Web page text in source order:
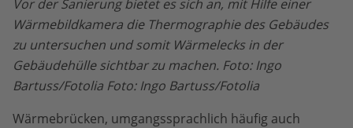
Vor der Sanierung bietet es sich an, mit Hilfe einer
Wärmebildkamera die Thermographie des Gebäudes
zu untersuchen und somit Wärmelecks in der
Gebäudehülle sichtbar zu machen. Foto: Ingo
Bartuss/Fotolia Foto: Ingo Bartuss/Fotolia
Wärmebrücken, umgangssprachlich häufig auch